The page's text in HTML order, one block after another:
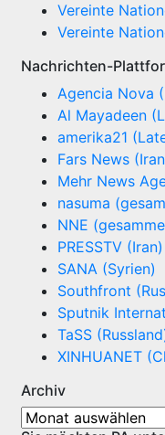
Vereinte
Vereinte
Nachrichten-
Agencia Nova
Al Mayadeen
amerika21
Fars News
Mehr News
nasuma
NNE
PRESSTV (Iran)
SANA (Syrien)
Southfront
Sputnik
TaSS
XINHUANET
Archiv
Archiv